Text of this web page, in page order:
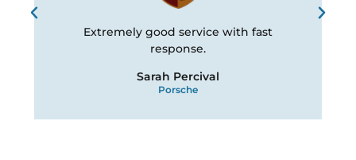
Extremely good service with fast
response.
Sarah Percival
Porsche